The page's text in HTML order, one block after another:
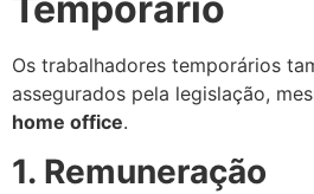
Os trabalhadores temporários
assegurados pela legislação,
home office.
1. Remuneração